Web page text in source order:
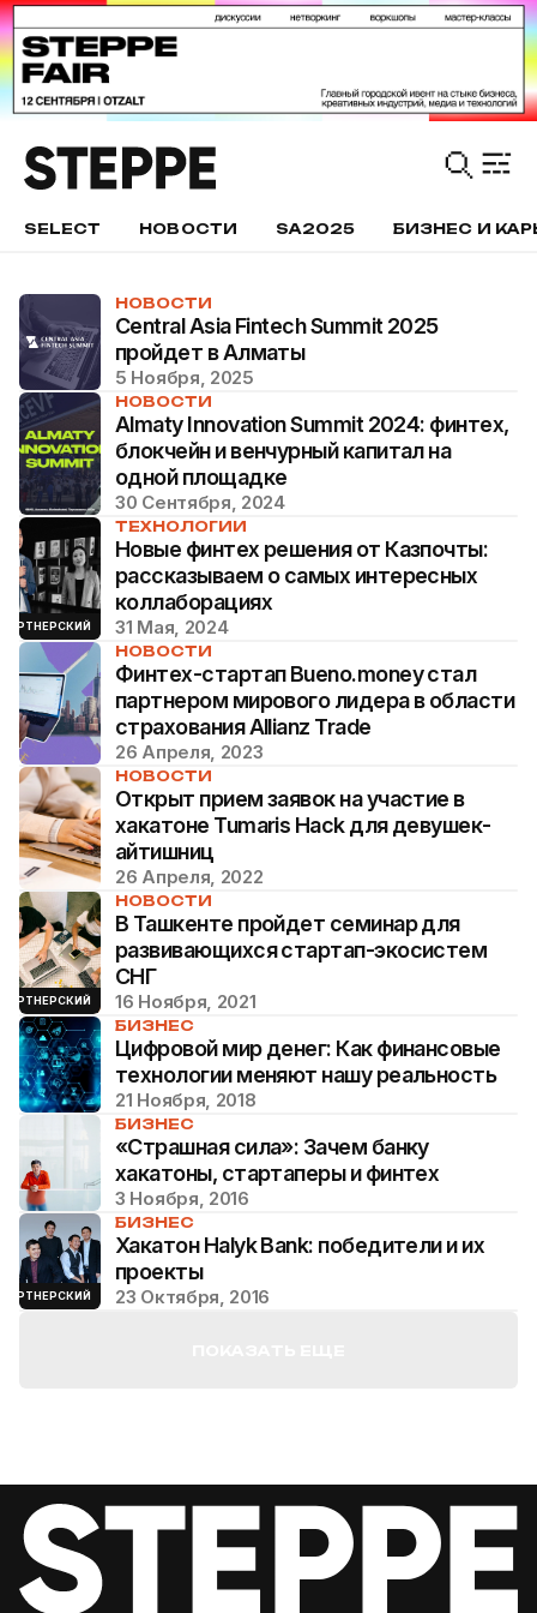
SELECT НОВОСТИ SA2025 БИЗНЕС И
НОВОСТИ
Central Asia Fintech Summit 2025
пройдет в Алматы
5 Ноября, 2025
НОВОСТИ
Almaty Innovation Summit 2024: финтех,
блокчейн и венчурный капитал на
одной площадке
30 Сентября, 2024
ПАРТНЕРСКИЙ
ТЕХНОЛОГИИ
Новые финтех решения от Казпочты:
рассказываем о самых интересных
коллаборациях
31 Мая, 2024
НОВОСТИ
Финтех-стартап Bueno.money стал
партнером мирового лидера в области
страхования Allianz Trade
26 Апреля, 2023
НОВОСТИ
Открыт прием заявок на участие в
хакатоне Tumaris Hack для девушек-
айтишниц
26 Апреля, 2022
ПАРТНЕРСКИЙ
НОВОСТИ
В Ташкенте пройдет семинар для
развивающихся стартап-экосистем
СНГ
16 Ноября, 2021
БИЗНЕС
Цифровой мир денег: Как финансовые
технологии меняют нашу реальность
21 Ноября, 2018
БИЗНЕС
«Страшная сила»: Зачем банку
хакатоны, стартаперы и финтех
3 Ноября, 2016
ПАРТНЕРСКИЙ
БИЗНЕС
Хакатон Halyk Bank: победители и их
проекты
23 Октября, 2016